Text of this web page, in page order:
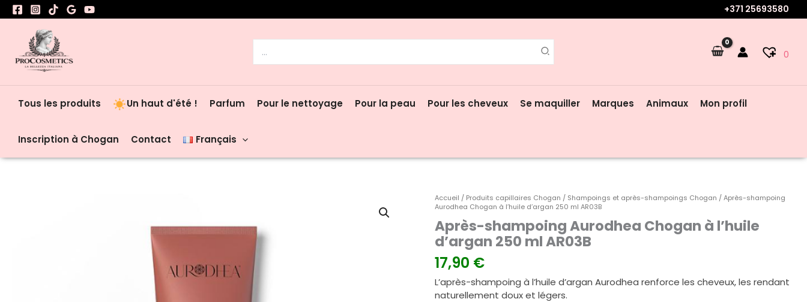
Aller
au
+371 25693580
0
Tous les produits Un haut d'été ! Parfum Pour le nettoyage Pour la peau Pour les cheveux Se maquiller Marques Animaux Mon profil
Inscription à Chogan Contact Français
Accueil / Produits capillaires Chogan / Shampoings et après-shampoings Chogan / Après-shampoing
Aurodhea Chogan à l’huile d’argan 250 ml AR03B
Après-shampoing Aurodhea Chogan à l’huile
d’argan 250 ml AR03B
17,90 €
L’après-shampoing à l’huile d’argan Aurodhea renforce les cheveux, les rendant
naturellement doux et légers.
quantité
de
Après-
shampoing
Aurodhea
Chogan
à
l'huile
d'argan